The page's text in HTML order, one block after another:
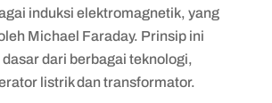
induksi elektromagnetik, yang
Michael Faraday. Prinsip ini
dari berbagai teknologi,
listrik dan transformator.